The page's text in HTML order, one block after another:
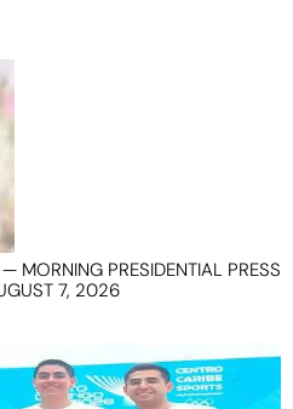
MORNING PRESIDENTIAL PRESS
7, 2026